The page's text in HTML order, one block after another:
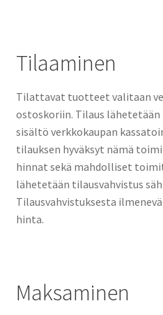
Tilaaminen
Tilattavat tuotteet valitaan
ostoskoriin. Tilaus
sisältö verkkokaupan
tilauksen hyväksyt nämä
hinnat sekä mahdolliset
lähetetään tilausvahvistus
Tilausvahvistuksesta
hinta.
Maksaminen